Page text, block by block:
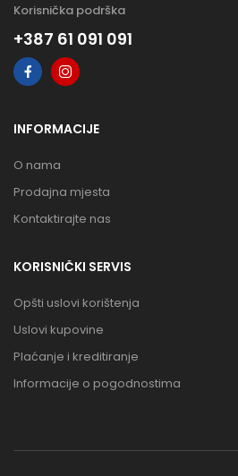
Korisnička podrška
+387 61 091 091
INFORMACIJE
O nama
Prodajna mjesta
Kontaktirajte nas
KORISNIČKI SERVIS
Opšti uslovi korištenja
Uslovi kupovine
Plaćanje i kreditiranje
Informacije o pogodnostima